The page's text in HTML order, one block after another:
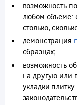
возможность
любом объеме:
столько,
демонстрация
образцах;
возможность
на другую или
укладки